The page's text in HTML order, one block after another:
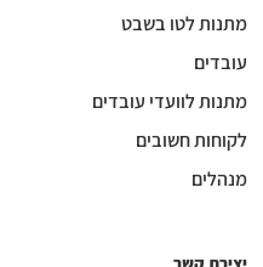
מתנות לטו בשבט
עובדים
מתנות לוועדי עובדים
לקוחות חשובים
מנהלים